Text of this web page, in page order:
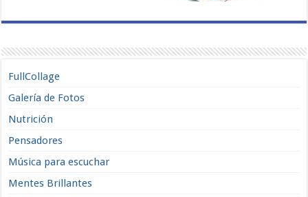
FullCollage
Galería de Fotos
Nutrición
Pensadores
Música para escuchar
Mentes Brillantes